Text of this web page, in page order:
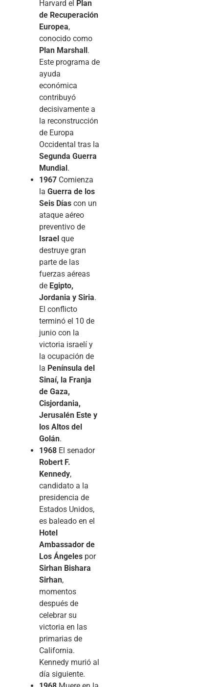
Harvard el Plan
de Recuperación
Europea,
conocido como
Plan Marshall.
Este programa de
ayuda
económica
contribuyó
decisivamente a
la reconstrucción
de Europa
Occidental tras la
Segunda Guerra
Mundial.
1967 Comienza
la Guerra de los
Seis Días con un
ataque aéreo
preventivo de
Israel que
destruye gran
parte de las
fuerzas aéreas
de Egipto,
Jordania y Siria.
El conflicto
terminó el 10 de
junio con la
victoria israelí y
la ocupación de
la Península del
Sinaí, la Franja
de Gaza,
Cisjordania,
Jerusalén Este y
los Altos del
Golán.
1968 El senador
Robert F.
Kennedy,
candidato a la
presidencia de
Estados Unidos,
es baleado en el
Hotel
Ambassador de
Los Ángeles por
Sirhan Bishara
Sirhan,
momentos
después de
celebrar su
victoria en las
primarias de
California.
Kennedy murió al
día siguiente.